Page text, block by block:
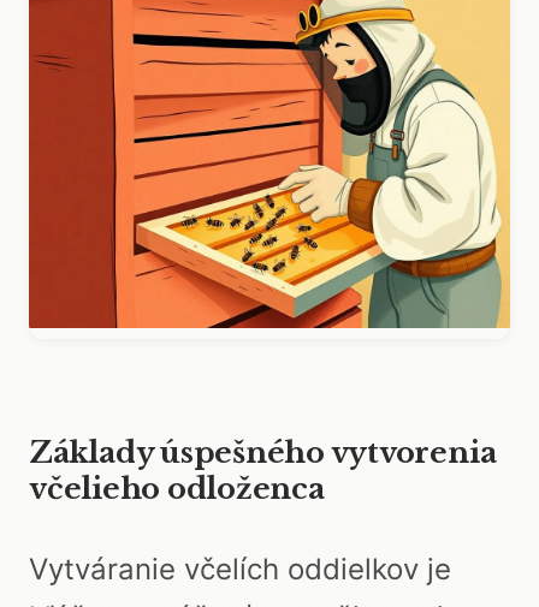
Základy úspešného vytvorenia
včelieho odloženca
Vytváranie včelích oddielkov je